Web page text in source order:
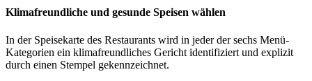
Klimafreundliche und gesunde Speisen wählen
In der Speisekarte des Restaurants wird in jeder der sechs Menü-
Kategorien ein klimafreundliches Gericht identifiziert und explizit
durch einen Stempel gekennzeichnet.